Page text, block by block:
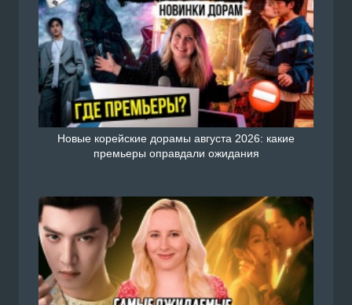
Новые корейские дорамы августа 2026: какие
премьеры оправдали ожидания